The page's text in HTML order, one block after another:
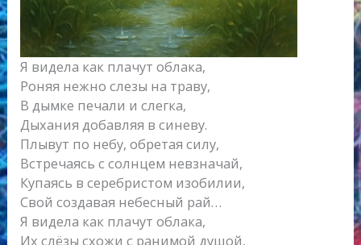
Я видела как плачут облака,
Роняя нежно слезы на траву,
В дымке печали и слегка,
Дыхания добавляя в синеву.
Плывут по небу, обретая силу,
Встречаясь с солнцем невзначай,
Купаясь в серебристом изобилии,
Свой создавая небесный рай…
Я видела как плачут облака,
Их слёзы схожи с ранимой душой,